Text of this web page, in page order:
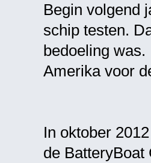
Begin volgend
schip testen.
bedoeling
Amerika voor
In oktober
de BatteryBoat